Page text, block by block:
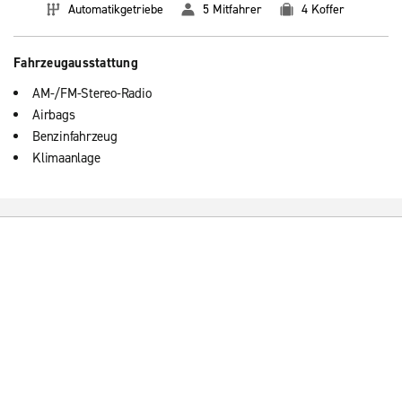
Automatikgetriebe 5 Mitfahrer 4 Koffer
Fahrzeugausstattung
AM-/FM-Stereo-Radio
Airbags
Benzinfahrzeug
Klimaanlage